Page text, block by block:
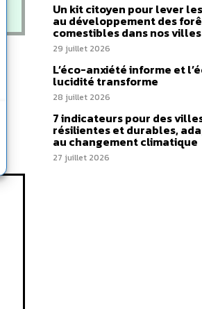
Un kit citoyen pour lever
au développement des
comestibles dans nos villes
29 juillet 2026
L’éco-anxiété informe et
lucidité transforme
28 juillet 2026
7 indicateurs pour des
résilientes et durables,
au changement climatique
27 juillet 2026